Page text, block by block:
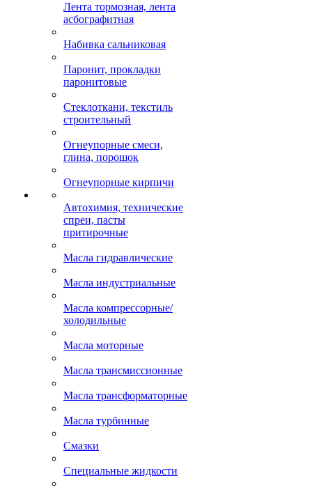
Лента тормозная, лента
асбографитная
Набивка сальниковая
Паронит, прокладки
паронитовые
Стеклоткани, текстиль
строительный
Огнеупорные смеси,
глина, порошок
Огнеупорные кирпичи
Автохимия, технические
спреи, пасты
притирочные
Масла гидравлические
Масла индустриальные
Масла компрессорные/
холодильные
Масла моторные
Масла трансмиссионные
Масла трансформаторные
Масла турбинные
Смазки
Специальные жидкости